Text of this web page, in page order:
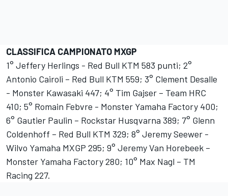
CLASSIFICA CAMPIONATO MXGP
1° Jeffery Herlings - Red Bull KTM 583 punti; 2°
Antonio Cairoli – Red Bull KTM 559; 3° Clement Desalle
- Monster Kawasaki 447; 4° Tim Gajser – Team HRC
410; 5° Romain Febvre - Monster Yamaha Factory 400;
6° Gautier Paulin – Rockstar Husqvarna 389; 7° Glenn
Coldenhoff – Red Bull KTM 329; 8° Jeremy Seewer -
Wilvo Yamaha MXGP 295; 9° Jeremy Van Horebeek –
Monster Yamaha Factory 280; 10° Max Nagl – TM
Racing 227.